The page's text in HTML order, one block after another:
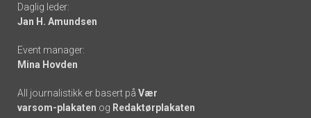
links
Daglig leder:
Jan H. Amundsen
Event manager:
Mina Hovden
All journalistikk er basert på Vær
varsom-plakaten og Redaktørplakaten